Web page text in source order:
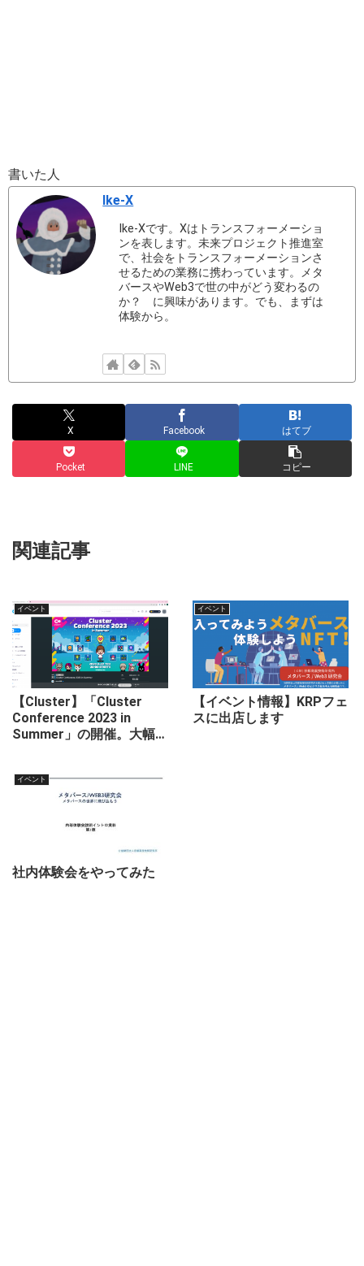
書いた人
Ike-X
Ike-Xです。Xはトランスフォーメーショ
ンを表します。未来プロジェクト推進室
で、社会をトランスフォーメーションさ
せるための業務に携わっています。メタ
バースやWeb3で世の中がどう変わるの
か？ に興味があります。でも、まずは
体験から。
X Facebook はてブ
Pocket LINE コピー
関連記事
イベント
【Cluster】「Cluster
Conference 2023 in
Summer」の開催。大幅
イベント
【イベント情報】KRPフェ
スに出店します
イベント
社内体験会をやってみた